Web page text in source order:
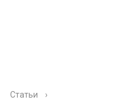
Статьи ›